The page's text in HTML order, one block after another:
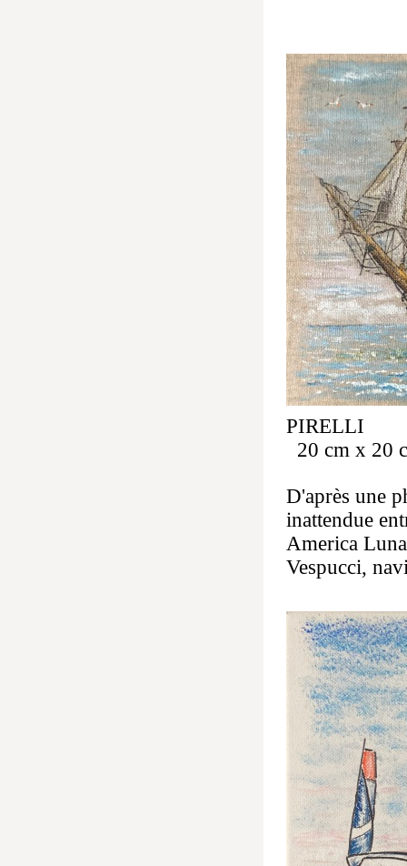
PIRELLI
20 cm x 20
D'après une
inattendue
America
Vespucci,